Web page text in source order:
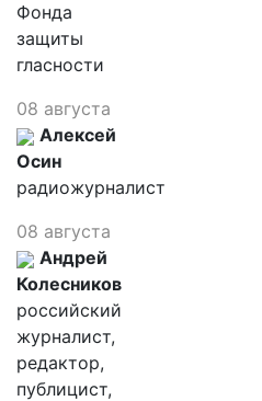
Фонда
защиты
гласности
08 августа
Алексей
Осин
радиожурналист
08 августа
Андрей
Колесников
российский
журналист,
редактор,
публицист,